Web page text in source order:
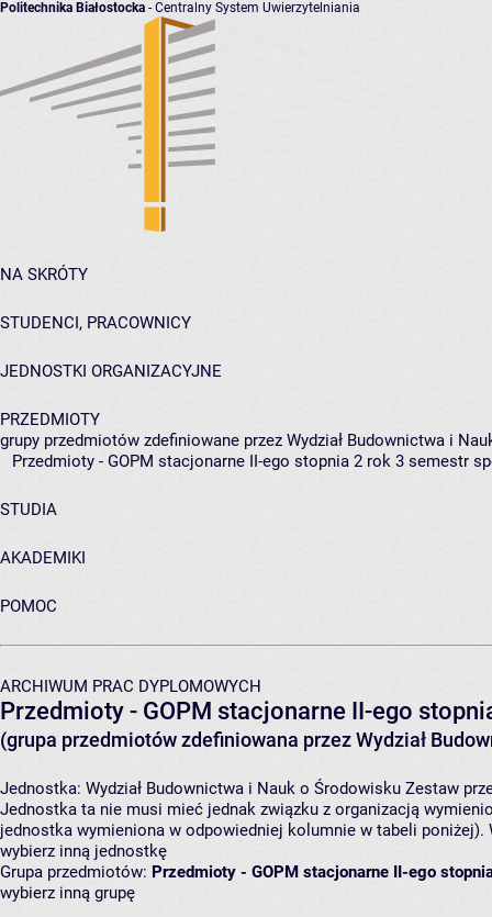
Politechnika Białostocka - Centralny System Uwierzytelniania
NA SKRÓTY
STUDENCI, PRACOWNICY
JEDNOSTKI ORGANIZACYJNE
PRZEDMIOTY
grupy przedmiotów zdefiniowane przez Wydział Budownictwa i
Przedmioty - GOPM stacjonarne II-ego stopnia 2 rok 3 semestr
STUDIA
AKADEMIKI
POMOC
ARCHIWUM PRAC DYPLOMOWYCH
Przedmioty - GOPM stacjonarne II-ego
(grupa przedmiotów zdefiniowana przez Wydział
Jednostka: Wydział Budownictwa i Nauk o Środowisku Zestaw
Jednostka ta nie musi mieć jednak związku z organizacją
jednostka wymieniona w odpowiedniej kolumnie w tabeli
wybierz inną jednostkę
Grupa przedmiotów: Przedmioty - GOPM stacjonarne II-ego
wybierz inną grupę